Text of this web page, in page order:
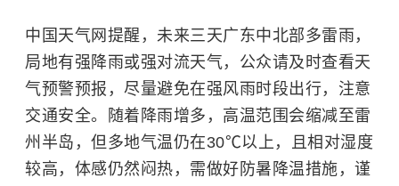
中国天气网提醒，未来三天广东中北部多雷雨，
局地有强降雨或强对流天气，公众请及时查看天
气预警预报，尽量避免在强风雨时段出行，注意
交通安全。随着降雨增多，高温范围会缩减至雷
州半岛，但多地气温仍在30℃以上，且相对湿度
较高，体感仍然闷热，需做好防暑降温措施，谨